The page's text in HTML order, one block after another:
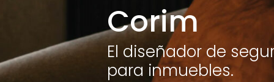
Corim
El diseñador de
para inmuebles.